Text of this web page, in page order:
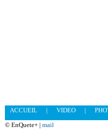
ACCUEIL | VIDEO |
© EnQuete+ | mail